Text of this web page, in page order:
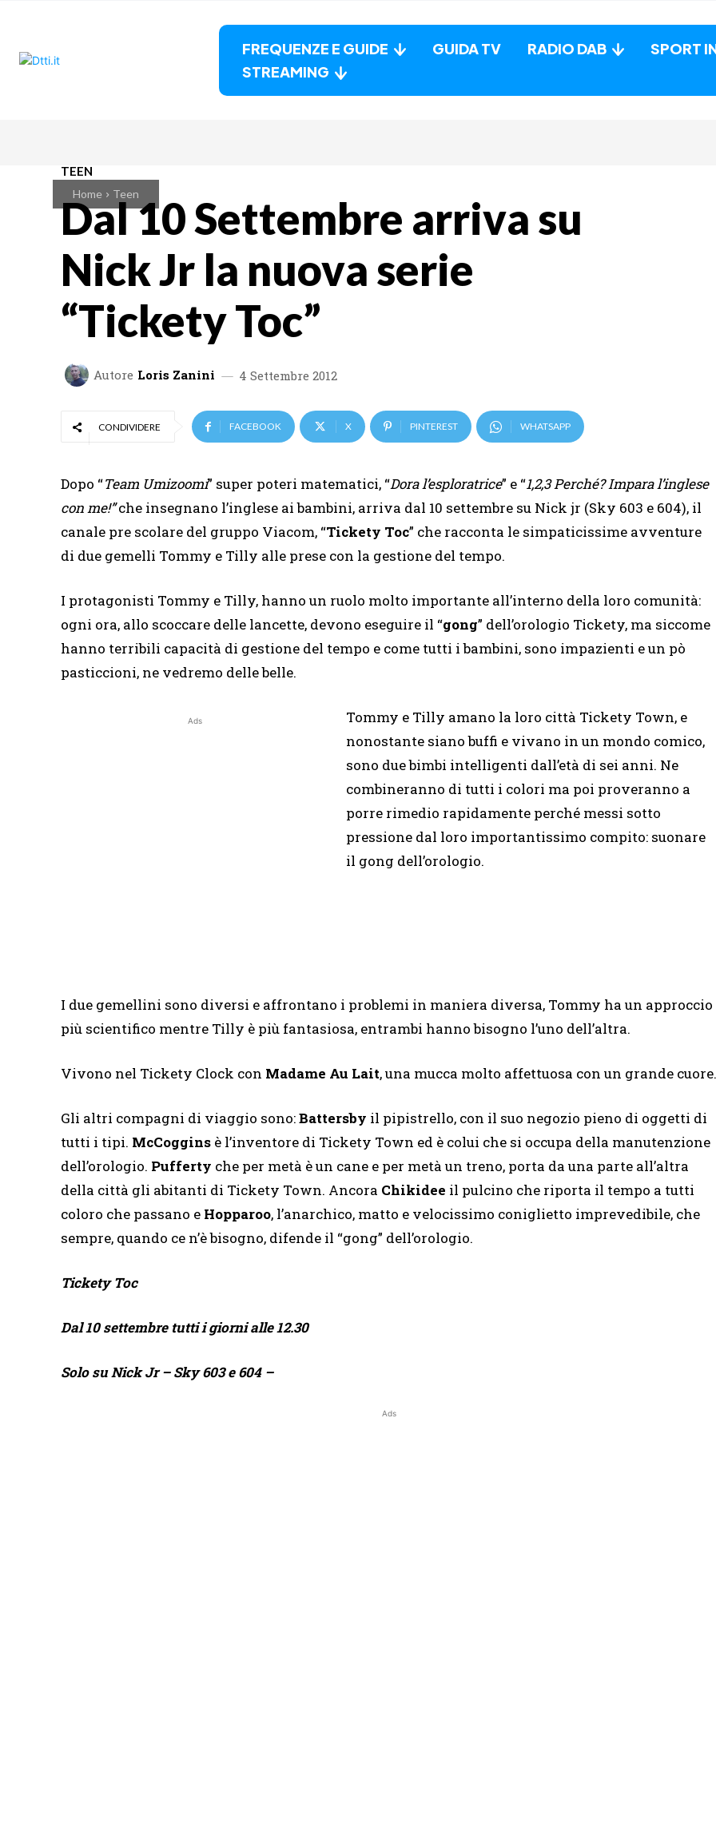
FREQUENZE E GUIDE GUIDA TV RADIO DAB SPORT
STREAMING
Home Teen
TEEN
Dal 10 Settembre arriva su
Nick Jr la nuova serie
“Tickety Toc”
Autore Loris Zanini 4 Settembre 2012
CONDIVIDERE FACEBOOK X PINTEREST WHATSAPP
Dopo “Team Umizoomi” super poteri matematici, “Dora l’esploratrice” e “1,2,3 Perché? Impara l’inglese
con me!”che insegnano l’inglese ai bambini, arriva dal 10 settembre su Nick jr (Sky 603 e 604), il
canale pre scolare del gruppo Viacom, “Tickety Toc” che racconta le simpaticissime avventure
di due gemelli Tommy e Tilly alle prese con la gestione del tempo.
I protagonisti Tommy e Tilly, hanno un ruolo molto importante all’interno della loro comunità:
ogni ora, allo scoccare delle lancette, devono eseguire il “gong” dell’orologio Tickety, ma siccome
hanno terribili capacità di gestione del tempo e come tutti i bambini, sono impazienti e un pò
pasticcioni, ne vedremo delle belle.
Ads
Tommy e Tilly amano la loro città Tickety Town, e
nonostante siano buffi e vivano in un mondo comico,
sono due bimbi intelligenti dall’età di sei anni. Ne
combineranno di tutti i colori ma poi proveranno a
porre rimedio rapidamente perché messi sotto
pressione dal loro importantissimo compito: suonare
il gong dell’orologio.
I due gemellini sono diversi e affrontano i problemi in maniera diversa, Tommy ha un approccio
più scientifico mentre Tilly è più fantasiosa, entrambi hanno bisogno l’uno dell’altra.
Vivono nel Tickety Clock con Madame Au Lait, una mucca molto affettuosa con un grande cuore.
Gli altri compagni di viaggio sono:Battersby il pipistrello, con il suo negozio pieno di oggetti di
tutti i tipi. McCoggins è l’inventore di Tickety Town ed è colui che si occupa della manutenzione
dell’orologio. Pufferty che per metà è un cane e per metà un treno, porta da una parte all’altra
della città gli abitanti di Tickety Town. Ancora Chikidee il pulcino che riporta il tempo a tutti
coloro che passano e Hopparoo, l’anarchico, matto e velocissimo coniglietto imprevedibile, che
sempre, quando ce n’è bisogno, difende il “gong” dell’orologio.
Tickety Toc
Dal 10 settembre tutti i giorni alle 12.30
Solo su Nick Jr – Sky 603 e 604 –
Ads